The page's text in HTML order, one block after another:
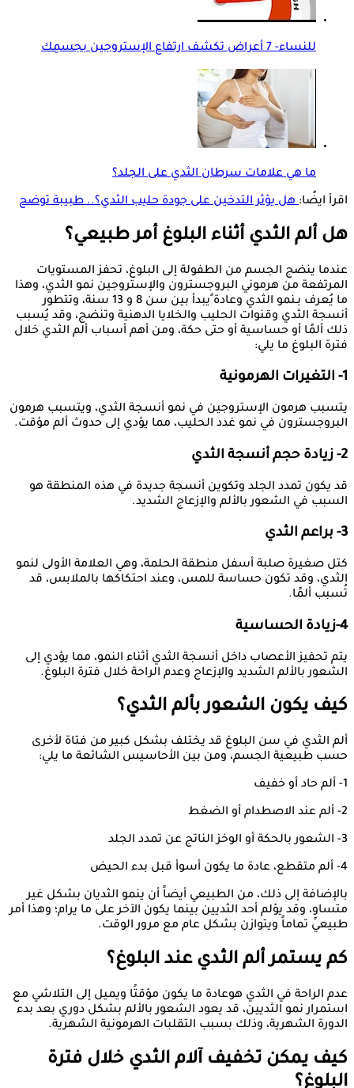
للنساء- 7 أعراض تكشف ارتفاع الإستروجين بجسمِك
ما هي علامات سرطان الثدي على الجلد؟
اقرأ ايضًا:هل يؤثر التدخين على جودة حليب الثدي؟.. طبيبة توضح
هل ألم الثدي أثناء البلوغ أمر طبيعي؟
عندما ينضج الجسم من الطفولة إلى البلوغ، تحفز المستويات
المرتفعة من هرموني البروجسترون والإستروجين نمو الثدي، وهذا
ما يُعرف بـنمو الثدي وعادة ًيبدأ بين سن 8 و 13 سنة، وتتطور
أنسجة الثدي وقنوات الحليب والخلايا الدهنية وتنضج، وقد يُسبب
ذلك ألمًا أو حساسية أو حتى حكة، ومن أهم أسباب ألم الثدي خلال
فترة البلوغ ما يلي:
1- التغيرات الهرمونية
يتسبب هرمون الإستروجين في نمو أنسجة الثدي، ويتسبب هرمون
البروجسترون في نمو غدد الحليب، مما يؤدي إلى حدوث ألم مؤقت.
2- زيادة حجم أنسجة الثدي
قد يكون تمدد الجلد وتكوين أنسجة جديدة في هذه المنطقة هو
السبب في الشعور بالألم والإزعاج الشديد.
3- براعم الثدي
كتل صغيرة صلبة أسفل منطقة الحلمة، وهي العلامة الأولى لنمو
الثدي، وقد تكون حساسة للمس، وعند احتكاكها بالملابس، قد
تُسبب ألمًا.
4-زيادة الحساسية
يتم تحفيز الأعصاب داخل أنسجة الثدي أثناء النمو، مما يؤدي إلى
الشعور بالألم الشديد والإزعاج وعدم الراحة خلال فترة البلوغ.
كيف يكون الشعور بألم الثدي؟
ألم الثدي في سن البلوغ قد يختلف بشكل كبير من فتاة لأخرى
حسب طبيعية الجسم، ومن بين الأحاسيس الشائعة ما يلي:
1- ألم حاد أو خفيف
2- ألم عند الاصطدام أو الضغط
3- الشعور بالحكة أو الوخز الناتج عن تمدد الجلد
4- ألم متقطع، عادة ما يكون أسوأ قبل بدء الحيض
بالإضافة إلى ذلك، من الطبيعي أيضاً أن ينمو الثديان بشكل غير
متساوٍ، وقد يؤلم أحد الثديين بينما يكون الآخر على ما يرام؛ وهذا أمر
طبيعي تماماً ويتوازن بشكل عام مع مرور الوقت.
كم يستمر ألم الثدي عند البلوغ؟
عدم الراحة في الثدي هوعادة ما يكون مؤقتًا ويميل إلى التلاشي مع
استمرار نمو الثديين، قد يعود الشعور بالألم بشكل دوري بعد بدء
الدورة الشهرية، وذلك بسبب التقلبات الهرمونية الشهرية.
كيف يمكن تخفيف آلام الثدي خلال فترة
البلوغ؟